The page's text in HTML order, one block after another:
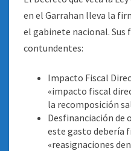
en el Garrahan lleva la
el gabinete nacional. Sus
contundentes:
Impacto Fiscal
«impacto fiscal
la recomposición
Desfinanciación de
este gasto debería
«reasignaciones